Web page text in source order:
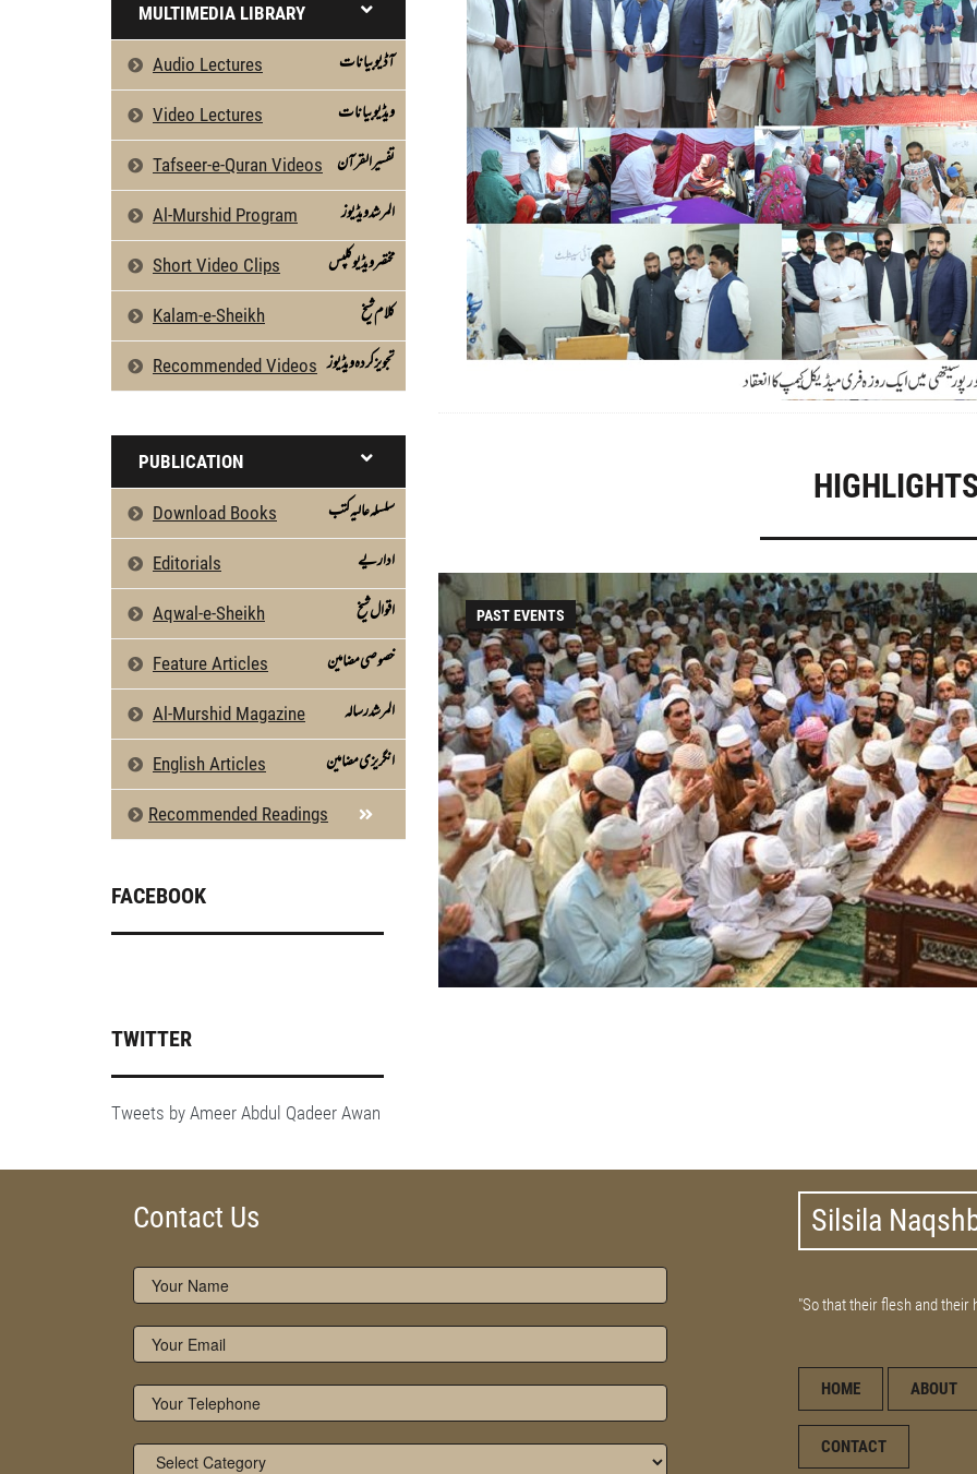
MULTIMEDIA LIBRARY
Audio Lectures آڈیو بیانات
Video Lectures ویڈیو بیانات
Tafseer-e-Quran Videos تفسیرالقرآن
Al-Murshid Program المرشد ویڈیوز
Short Video Clips مختصر ویڈیو کلپس
Kalam-e-Sheikh كلام شیخ
Recommended Videos تجویز کردہ ویڈیوز
PUBLICATION
Download Books سلسلہ عالیہ کتب
Editorials اداریے
Aqwal-e-Sheikh اقوال شیخ
Feature Articles خصوصی مضامین
Al-Murshid Magazine المرشد رسالہ
English Articles انگریزی مضامین
Recommended Readings
FACEBOOK
TWITTER
Tweets by Ameer Abdul Qadeer Awan
PAST EVENTS
Contact Us Silsila
"So that their flesh and their
HOME ABOUT
CONTACT